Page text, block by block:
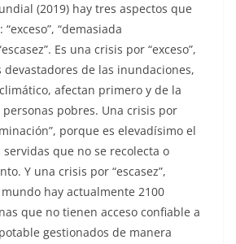
(2019) hay tres aspectos que
“demasiada
Es una crisis por “exceso”,
devastadores de las inundaciones,
afectan primero y de la
pobres. Una crisis por
porque es elevadísimo el
que no se recolecta o
Y una crisis por “escasez”,
hay actualmente 2100
que no tienen acceso confiable a
gestionados de manera